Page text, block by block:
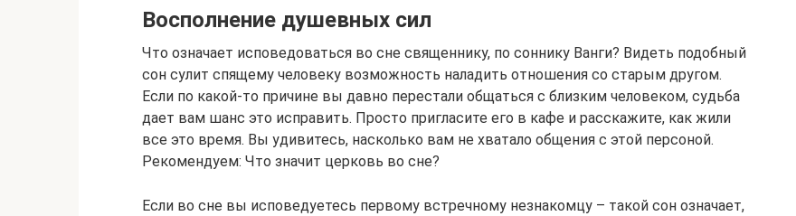
Восполнение душевных сил
Что означает исповедоваться во сне священнику, по соннику Ванги? Видеть подобный
сон сулит спящему человеку возможность наладить отношения со старым другом.
Если по какой-то причине вы давно перестали общаться с близким человеком, судьба
дает вам шанс это исправить. Просто пригласите его в кафе и расскажите, как жили
все это время. Вы удивитесь, насколько вам не хватало общения с этой персоной.
Рекомендуем: Что значит церковь во сне?
Если во сне вы исповедуетесь первому встречному незнакомцу – такой сон означает,